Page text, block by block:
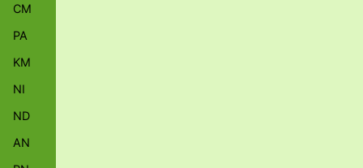
CM
PA
KM
NI
ND
AN